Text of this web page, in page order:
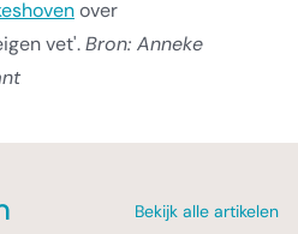
over
vet'.Bron: Anneke
Bekijk alle artikelen